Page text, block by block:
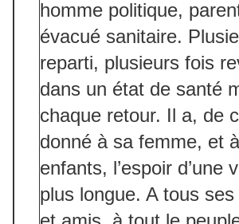
homme politique,
évacué sanitaire.
reparti, plusieurs fois
dans un état de santé
chaque retour. Il a, de
donné à sa femme, et
enfants, l’espoir d’une
plus longue. A tous